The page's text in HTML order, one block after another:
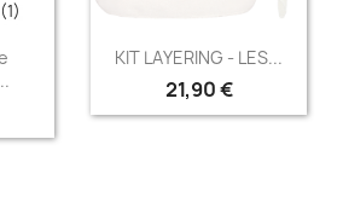
(1)
Aperçu rapide
KIT LAYERING - LES...
21,90 €